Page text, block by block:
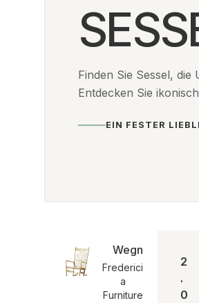
Finden Sie Sessel,
Entdecken Sie
EIN FESTER
Wegner J16
Frederici
a
Furniture
2
.
0